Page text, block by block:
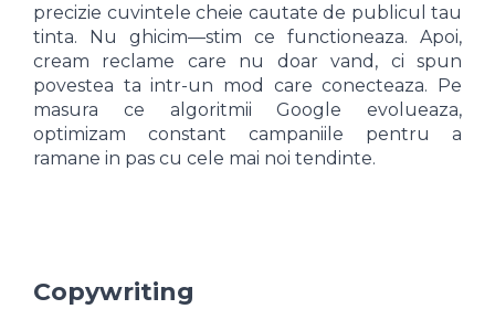
precizie cuvintele cheie cautate de publicul tau
tinta. Nu ghicim—stim ce functioneaza. Apoi,
cream reclame care nu doar vand, ci spun
povestea ta intr-un mod care conecteaza. Pe
masura ce algoritmii Google evolueaza,
optimizam constant campaniile pentru a
ramane in pas cu cele mai noi tendinte.
Copywriting